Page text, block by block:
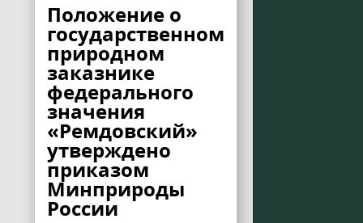
Положение о
государственном
природном
заказнике
федерального
значения
«Ремдовский»
утверждено
приказом
Минприроды
России